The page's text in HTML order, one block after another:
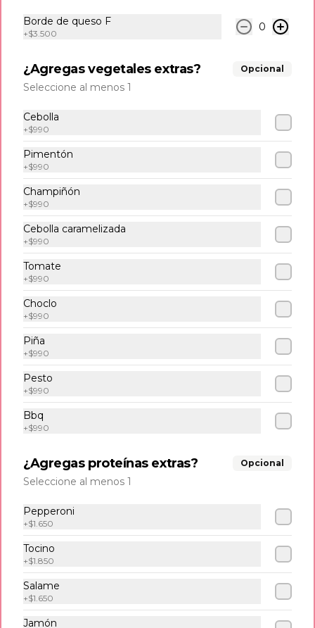
Tabla pa´ los panas
Papas fritas
500 gr de papa fritas acompañadas
Borde de queso F
+$3.500
0
¿Agregas vegetales extras? Opcional
Seleccione al menos 1
Cebolla
+$990
Pimentón
+$990
Champiñón
+$990
Cebolla caramelizada
+$990
Tomate
+$990
Choclo
+$990
Piña
+$990
Pesto
+$990
Bbq
+$990
¿Agregas proteínas extras? Opcional
Seleccione al menos 1
Pepperoni
+$1.650
Tocino
+$1.850
Salame
+$1.650
Jamón